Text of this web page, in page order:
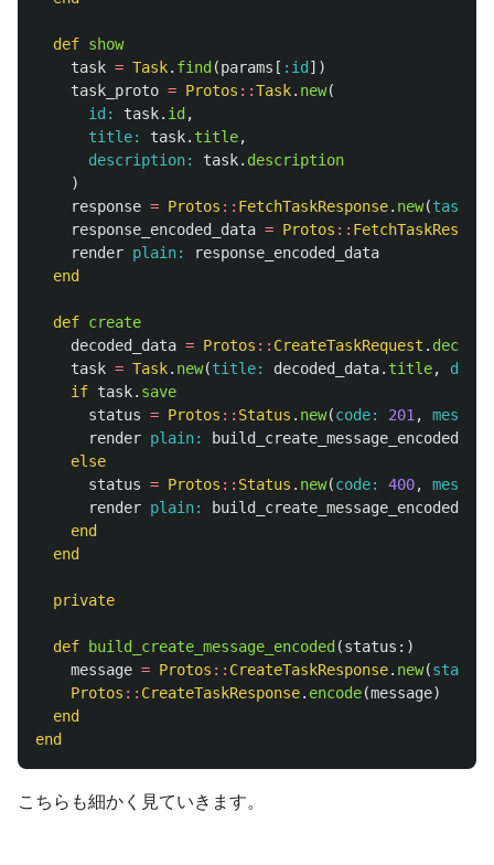
def show
task = Task. find (params [ :id ])
task_proto = Protos ::Task. new(
id: task. id ,
title: task. title,
description: task. description
)
response = Protos :: FetchTaskResponse. new(task:
response_encoded_data = Protos ::
render plain:
response_encoded_data
end
def create
decoded_data = Protos :: CreateTaskRequest . decode
task = Task. new(title: decoded_data. title,
if task. save
status = Protos :: Status . new(code: 201 ,
render plain: build_create_message_encoded
else
status = Protos :: Status . new(code: 400,
render plain: build_create_message_encoded
end
end
private
def build_create_message_encoded (status :)
message = Protos :: CreateTaskResponse. new(
Protos :: CreateTaskResponse. encode(message)
end
end
こちらも細かく見ていきます。